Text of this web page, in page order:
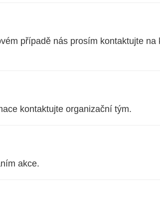
případě nás prosím kontaktujte na
kontaktujte organizační tým.
akce.